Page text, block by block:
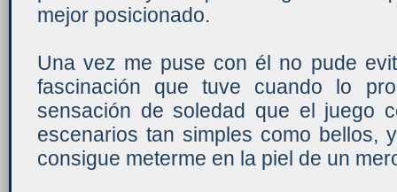
mejor posicionado.
Una vez me puse con él no pude
fascinación que tuve cuando lo
sensación de soledad que el juego
escenarios tan simples como bellos,
consigue meterme en la piel de un